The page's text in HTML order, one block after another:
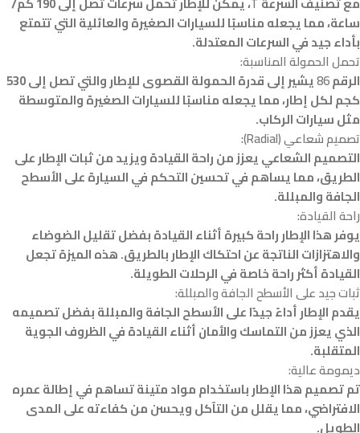
ساعة، مما يجعله مناسبًا للسيارات الصغيرة والعائلية التي تتمتع
بأداء جيد في السرعات المعتدلة.
تحمل الحمولة المناسبة:
الرقم86
يشير إلى قدرة الحمولة القصوى للإطار والتي تصل إلى 530
كجم لكل إطار، مما يجعله مناسبًا للسيارات الصغيرة والمتوسطة
مثل سيارات الركاب.
تصميم شعاعي (Radial):
التصميم الشعاعي يعزز من راحة القيادة ويزيد من ثبات الإطار على
الطريق، مما يساهم في تحسين التحكم في السيارة على الأسطح
الجافة والمبللة.
راحة القيادة:
يوفر هذا الإطار راحة كبيرة أثناء القيادة بفضل تقليل الضوضاء
والاهتزازات الناتجة عن احتكاك الإطار بالطريق. هذه الميزة تجعل
القيادة أكثر راحة خاصة في الرحلات الطويلة.
ثبات جيد على الأسطح الجافة والمبللة:
يقدم الإطار أداءً جيدًا على الأسطح الجافة والمبللة بفضل تصميمه
الذي يعزز من التماسك والأمان أثناء القيادة في الظروف الجوية
المتقلبة.
ديمومة عالية:
تم تصميم هذا الإطار باستخدام مواد متينة تساهم في إطالة عمره
الافتراضي، مما يقلل من التآكل ويحسن من كفاءته على المدى
الطويل.